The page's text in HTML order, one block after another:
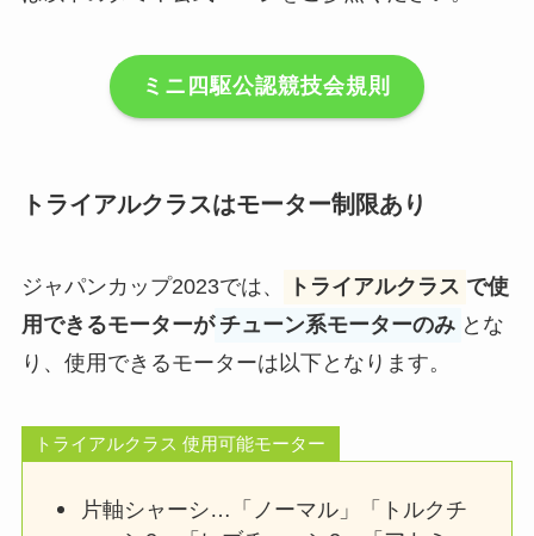
ミニ四駆公認競技会規則
トライアルクラスはモーター制限あり
ジャパンカップ2023では、 トライアルクラス で使
用できるモーターが チューン系モーターのみ とな
り、使用できるモーターは以下となります。
トライアルクラス 使用可能モーター
片軸シャーシ…「ノーマル」「トルクチ